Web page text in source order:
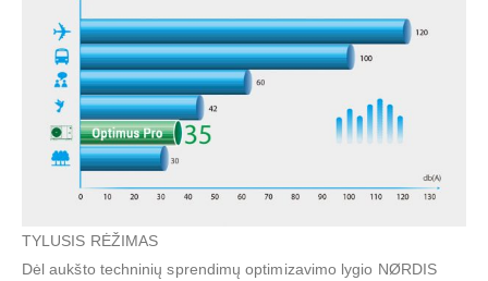
TYLUSIS RĖŽIMAS
Dėl aukšto techninių sprendimų optimizavimo lygio NØRDIS